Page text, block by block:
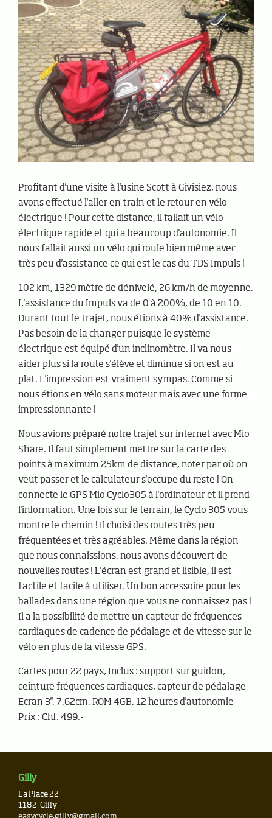
Profitant d'une visite à l'usine Scott à Givisiez, nous
avons effectué l'aller en train et le retour en vélo
électrique ! Pour cette distance, il fallait un vélo
électrique rapide et qui a beaucoup d'autonomie. Il
nous fallait aussi un vélo qui roule bien même avec
très peu d'assistance ce qui est le cas du TDS Impuls !
102 km, 1329 mètre de dénivelé, 26 km/h de moyenne.
L'assistance du Impuls va de 0 à 200%, de 10 en 10.
Durant tout le trajet, nous étions à 40% d'assistance.
Pas besoin de la changer puisque le système
électrique est équipé d'un inclinomètre. Il va nous
aider plus si la route s'élève et diminue si on est au
plat. L'impression est vraiment sympas. Comme si
nous étions en vélo sans moteur mais avec une forme
impressionnante !
Nous avions préparé notre trajet sur internet avec Mio
Share. Il faut simplement mettre sur la carte des
points à maximum 25km de distance, noter par où on
veut passer et le calculateur s'occupe du reste ! On
connecte le GPS Mio Cyclo305 à l'ordinateur et il prend
l'information. Une fois sur le terrain, le Cyclo 305 vous
montre le chemin ! Il choisi des routes très peu
fréquentées et très agréables. Même dans la région
que nous connaissions, nous avons découvert de
nouvelles routes ! L'écran est grand et lisible, il est
tactile et facile à utiliser. Un bon accessoire pour les
ballades dans une région que vous ne connaissez pas !
Il a la possibilité de mettre un capteur de fréquences
cardiaques de cadence de pédalage et de vitesse sur le
vélo en plus de la vitesse GPS.
Cartes pour 22 pays, Inclus : support sur guidon,
ceinture fréquences cardiaques, capteur de pédalage
Ecran 3'', 7,62cm, ROM 4GB, 12 heures d'autonomie
Prix : Chf. 499.-
Gilly
La Place 22
1182 Gilly